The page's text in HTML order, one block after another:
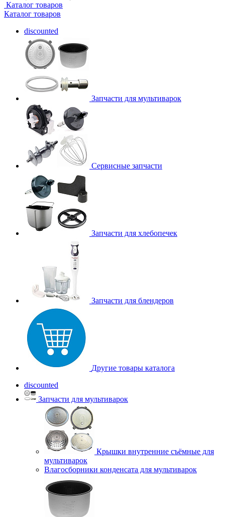
Каталог товаров
Каталог товаров
discounted
Запчасти для мультиварок
Сервисные запчасти
Запчасти для хлебопечек
Запчасти для блендеров
Другие товары каталога
discounted
Запчасти для мультиварок
Крышки внутренние съёмные для
мультиварок
Влагосборники конденсата для мультиварок